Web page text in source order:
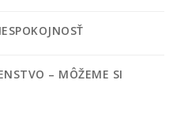
– MÔŽEME SI